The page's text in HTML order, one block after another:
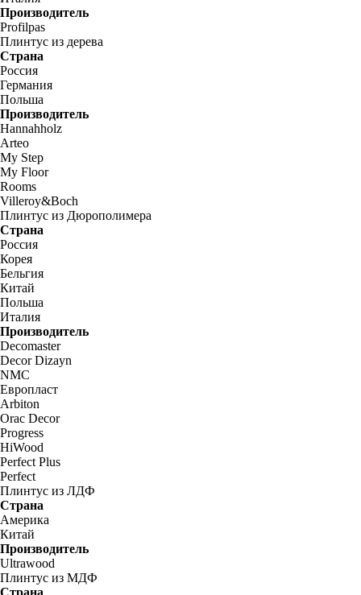
Производитель
Profilpas
Плинтус из дерева
Страна
Россия
Германия
Польша
Производитель
Hannahholz
Arteo
My Step
My Floor
Rooms
Villeroy&Boch
Плинтус из Дюрополимера
Страна
Россия
Корея
Бельгия
Китай
Польша
Италия
Производитель
Decomaster
Decor Dizayn
NMC
Европласт
Arbiton
Orac Decor
Progress
HiWood
Perfect Plus
Perfect
Плинтус из ЛДФ
Страна
Америка
Китай
Производитель
Ultrawood
Плинтус из МДФ
Страна